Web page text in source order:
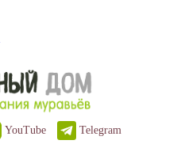
YouTube Telegram